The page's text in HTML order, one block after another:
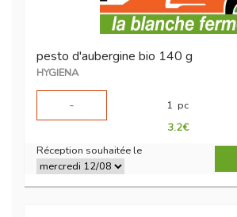
pesto d'aubergine bio 140 g
HYGIENA
-
1 pc
3.2€
Réception souhaitée le